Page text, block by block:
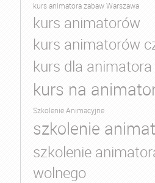
kurs animatora zabaw Warszawa
kurs animatorów
kurs animatorów
kurs dla animatora
kurs na
Szkolenie Animacyjne
szkolenie
szkolenie
wolnego